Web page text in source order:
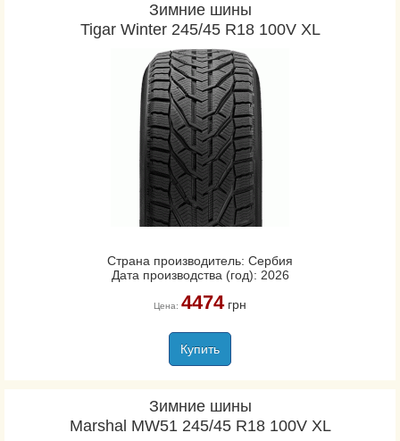
Зимние шины
Tigar Winter 245/45 R18 100V XL
Страна производитель: Сербия
Дата производства (год): 2026
Цена: 4474грн
Купить
Зимние шины
Marshal MW51 245/45 R18 100V XL